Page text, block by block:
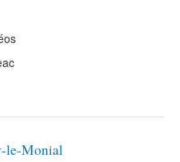
le-Monial